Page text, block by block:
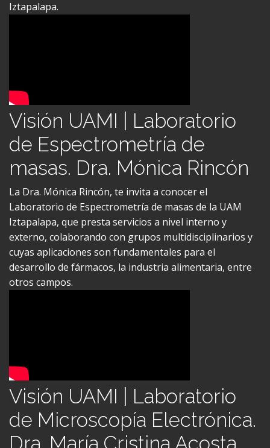
Visión UAMI | Laboratorio
de Espectrometría de
masas. Dra. Mónica Rincón
La Dra. Mónica Rincón, te invita a conocer el
Laboratorio de Espectrometría de masas de la UAM
Iztapalapa, que presta servicios a nivel interno y
externo, colaborando con grupos multidisciplinarios y
cuyas aplicaciones son fundamentales para el
desarrollo de fármacos, la industria alimentaria, entre
otros campos.
Visión UAMI | Laboratorio
de Microscopía Electrónica.
Dra. María Cristina Acosta